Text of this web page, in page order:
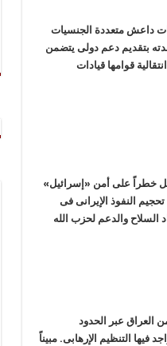
داعش متعددة الجنسیات
بتقدیم دعم دولی یتضمن
قوامها قیادات
خطراً على أمن «إسرائیل»
النفوذ الإیرانی فی
السلاح والدعم لحزب الله
العراق عبر الحدود
فیها التنظیم الإرهابی. مبیناً